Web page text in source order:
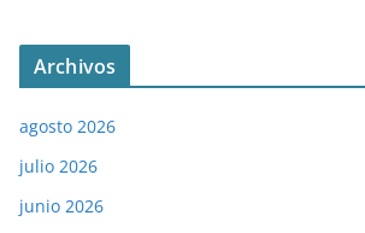
Archivos
agosto 2026
julio 2026
junio 2026